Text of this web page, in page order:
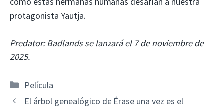
protagonista Yautja.
Predator: Badlands se lanzará el 7 de noviembre de
2025.
Categorías
Película
El árbol genealógico de Érase una vez es el